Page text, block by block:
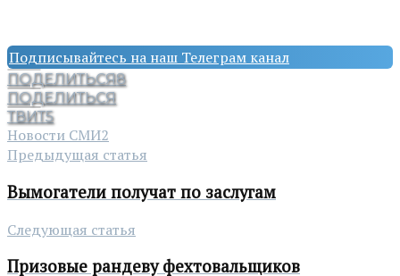
Подписывайтесь на наш Телеграм канал
ПОДЕЛИТЬСЯ8
ПОДЕЛИТЬСЯ
ТВИТ5
Новости СМИ2
Предыдущая статья
Вымогатели получат по заслугам
Следующая статья
Призовые рандеву фехтовальщиков